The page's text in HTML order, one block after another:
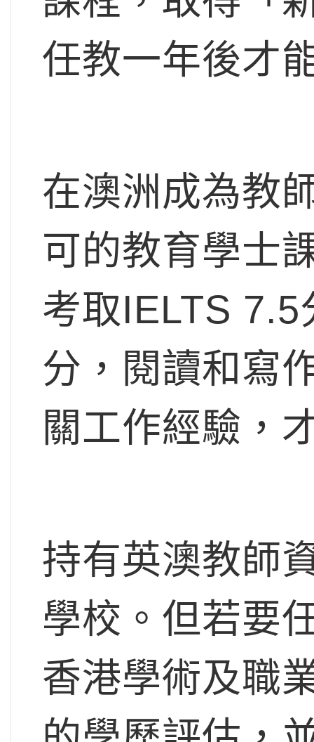
任教一年後才
在澳洲成為教
可的教育學士
考取IELTS
分，閱讀和寫
關工作經驗，
持有英澳教師
學校。但若要
香港學術及職